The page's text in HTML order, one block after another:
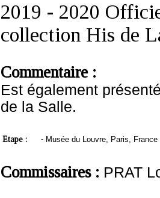
2019 - 2020
collection His de
Commentaire :
Est également
de la Salle.
Etape : - Musée du Louvre, Paris,
Commissaires : PRAT